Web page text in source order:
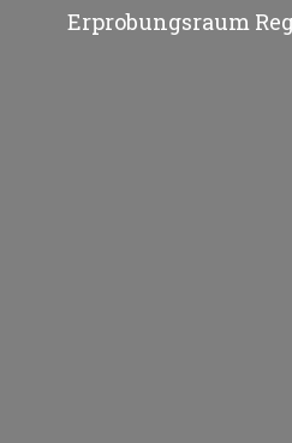
Erprobungsraum